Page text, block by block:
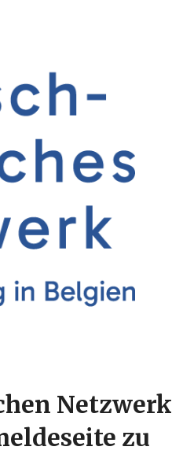
Netzwerk
zu